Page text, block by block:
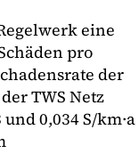
eine
pro
der
TWS Netz
0,034 S/km·a